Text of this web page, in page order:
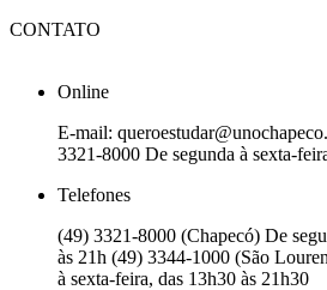
CONTATO
Online
E-mail:
3321-8000 De segunda à sexta-
Telefones
(49) 3321-8000 (Chapecó) De
às 21h (49) 3344-1000 (São
à sexta-feira, das 13h30 às 21h30